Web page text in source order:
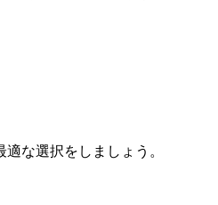
な選択をしましょう。